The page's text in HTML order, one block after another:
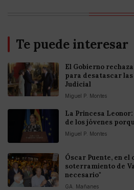
Te puede interesar
El Gobierno
para desatascar
Judicial
Miguel P. Montes
La Princesa
de los jóvenes
Miguel P. Montes
Óscar Puente, en
soterramiento de
necesario"
GA. Mañanes